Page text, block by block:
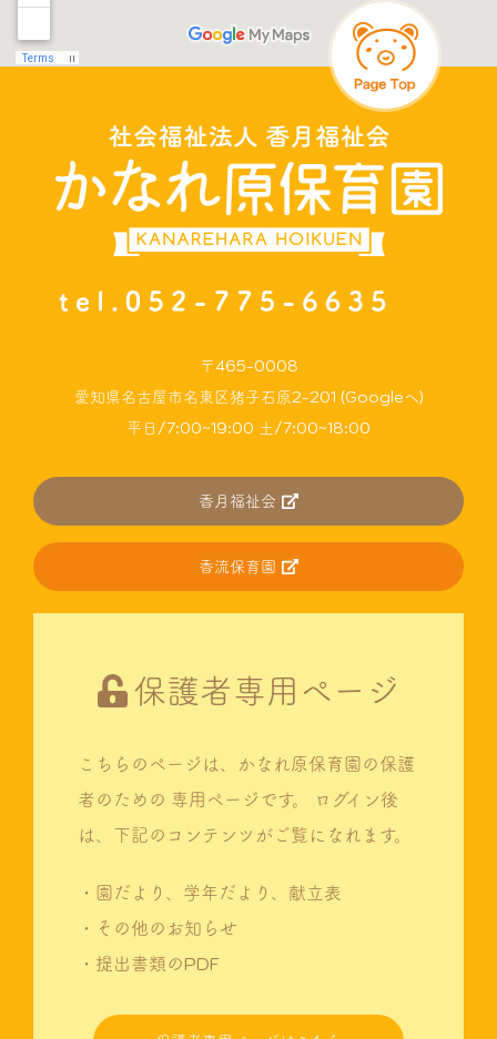
〒465-0008
愛知県名古屋市名東区猪子石原2-201 (Googleへ)
平日/7:00~19:00 土/7:00~18:00
香月福祉会
香流保育園
保護者専用ページ
こちらのページは、かなれ原保育園の保護
者のための 専用ページです。
ログイン後
は、下記のコンテンツがご覧になれます。
・園だより、学年だより、献立表
・その他のお知らせ
・提出書類のPDF